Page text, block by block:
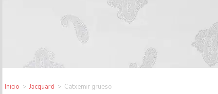
Inicio > Jacquard > Catxemir grueso